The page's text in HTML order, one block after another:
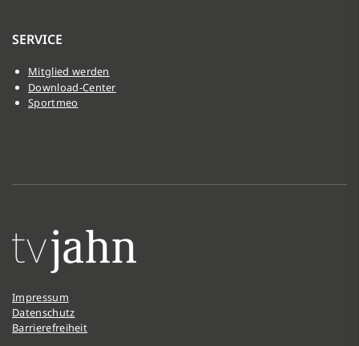
SERVICE
Mitglied werden
Download-Center
Sportmeo
Impressum
Datenschutz
Barrierefreiheit